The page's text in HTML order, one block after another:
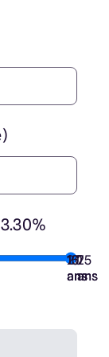
7
ans
10
ans
15
ans
20
ans
25
ans